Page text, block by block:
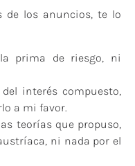
de los anuncios, te lo
prima de riesgo, ni
interés compuesto,
a mi favor.
teorías que propuso,
ni nada por el